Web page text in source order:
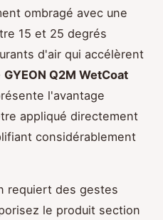
ombragé avec une
15 et 25 degrés
d'air qui accélèrent
GYEON Q2M WetCoat
l'avantage
appliqué directement
considérablement
requiert des gestes
le produit section